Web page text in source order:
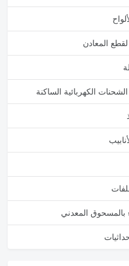
المعادن
الكهربائية الساكنة
بالمسحوق المعدني